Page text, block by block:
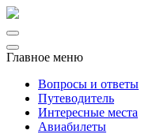
Главное меню
Вопросы и ответы
Путеводитель
Интересные места
Авиабилеты